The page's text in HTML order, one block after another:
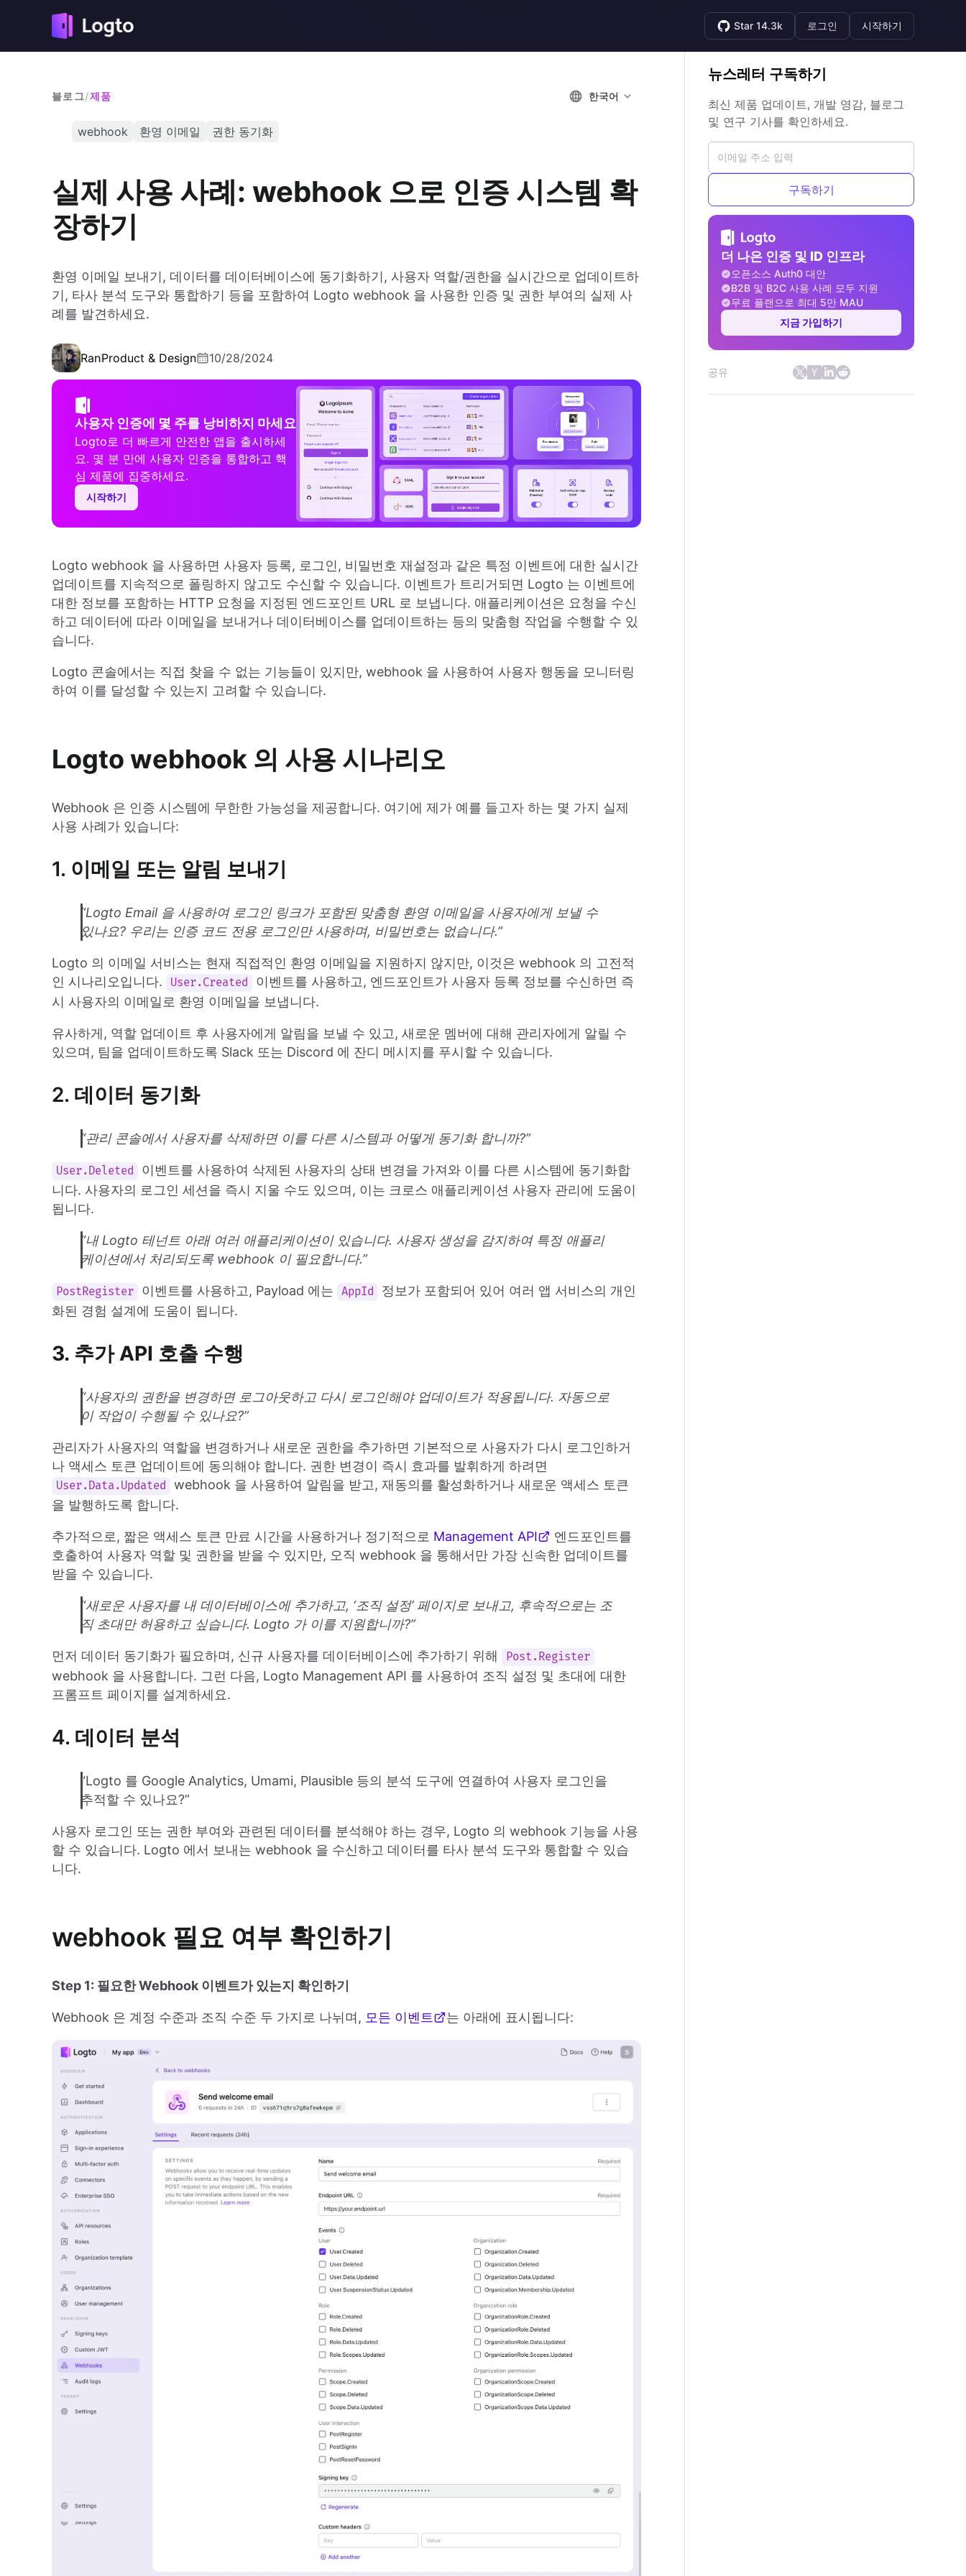
Star 14.3k 로그인 시작하기
블로그/제품 한국어
webhook 환영 이메일 권한 동기화
실제 사용 사례: webhook 으로 인증 시스템 확
장하기
환영 이메일 보내기, 데이터를 데이터베이스에 동기화하기, 사용자 역할/권한을 실시간으로 업데이트하
기, 타사 분석 도구와 통합하기 등을 포함하여 Logto webhook 을 사용한 인증 및 권한 부여의 실제 사
례를 발견하세요.
RanProduct & Design 10/28/2024
사용자 인증에 몇 주를 낭비하지 마세요
Logto로 더 빠르게 안전한 앱을 출시하세
요. 몇 분 만에 사용자 인증을 통합하고 핵
심 제품에 집중하세요.
시작하기
Logto webhook 을 사용하면 사용자 등록, 로그인, 비밀번호 재설정과 같은 특정 이벤트에 대한 실시간
업데이트를 지속적으로 폴링하지 않고도 수신할 수 있습니다. 이벤트가 트리거되면 Logto 는 이벤트에
대한 정보를 포함하는 HTTP 요청을 지정된 엔드포인트 URL 로 보냅니다. 애플리케이션은 요청을 수신
하고 데이터에 따라 이메일을 보내거나 데이터베이스를 업데이트하는 등의 맞춤형 작업을 수행할 수 있
습니다.
Logto 콘솔에서는 직접 찾을 수 없는 기능들이 있지만, webhook 을 사용하여 사용자 행동을 모니터링
하여 이를 달성할 수 있는지 고려할 수 있습니다.
Logto webhook 의 사용 시나리오
Webhook 은 인증 시스템에 무한한 가능성을 제공합니다. 여기에 제가 예를 들고자 하는 몇 가지 실제
사용 사례가 있습니다:
1. 이메일 또는 알림 보내기
“Logto Email 을 사용하여 로그인 링크가 포함된 맞춤형 환영 이메일을 사용자에게 보낼 수
있나요? 우리는 인증 코드 전용 로그인만 사용하며, 비밀번호는 없습니다.”
Logto 의 이메일 서비스는 현재 직접적인 환영 이메일을 지원하지 않지만, 이것은 webhook 의 고전적
인 시나리오입니다.
User.Created
이벤트를 사용하고, 엔드포인트가 사용자 등록 정보를 수신하면 즉
시 사용자의 이메일로 환영 이메일을 보냅니다.
유사하게, 역할 업데이트 후 사용자에게 알림을 보낼 수 있고, 새로운 멤버에 대해 관리자에게 알릴 수
있으며, 팀을 업데이트하도록 Slack 또는 Discord 에 잔디 메시지를 푸시할 수 있습니다.
2. 데이터 동기화
“관리 콘솔에서 사용자를 삭제하면 이를 다른 시스템과 어떻게 동기화 합니까?”
User.Deleted
이벤트를 사용하여 삭제된 사용자의 상태 변경을 가져와 이를 다른 시스템에 동기화합
니다. 사용자의 로그인 세션을 즉시 지울 수도 있으며, 이는 크로스 애플리케이션 사용자 관리에 도움이
됩니다.
“내 Logto 테넌트 아래 여러 애플리케이션이 있습니다. 사용자 생성을 감지하여 특정 애플리
케이션에서 처리되도록 webhook 이 필요합니다.”
PostRegister 이벤트를 사용하고, Payload 에는 AppId
정보가 포함되어 있어 여러 앱 서비스의 개인
화된 경험 설계에 도움이 됩니다.
3. 추가 API 호출 수행
“사용자의 권한을 변경하면 로그아웃하고 다시 로그인해야 업데이트가 적용됩니다. 자동으로
이 작업이 수행될 수 있나요?”
관리자가 사용자의 역할을 변경하거나 새로운 권한을 추가하면 기본적으로 사용자가 다시 로그인하거
나 액세스 토큰 업데이트에 동의해야 합니다. 권한 변경이 즉시 효과를 발휘하게 하려면
User.Data.Updated
webhook 을 사용하여 알림을 받고, 재동의를 활성화하거나 새로운 액세스 토큰
을 발행하도록 합니다.
추가적으로, 짧은 액세스 토큰 만료 시간을 사용하거나 정기적으로 Management API
엔드포인트를
호출하여 사용자 역할 및 권한을 받을 수 있지만, 오직 webhook 을 통해서만 가장 신속한 업데이트를
받을 수 있습니다.
“새로운 사용자를 내 데이터베이스에 추가하고, ‘조직 설정’ 페이지로 보내고, 후속적으로는 조
직 초대만 허용하고 싶습니다. Logto 가 이를 지원합니까?”
먼저 데이터 동기화가 필요하며, 신규 사용자를 데이터베이스에 추가하기 위해 Post.Register
webhook 을 사용합니다. 그런 다음, Logto Management API 를 사용하여 조직 설정 및 초대에 대한
프롬프트 페이지를 설계하세요.
4. 데이터 분석
“Logto 를 Google Analytics, Umami, Plausible 등의 분석 도구에 연결하여 사용자 로그인을
추적할 수 있나요?”
사용자 로그인 또는 권한 부여와 관련된 데이터를 분석해야 하는 경우, Logto 의 webhook 기능을 사용
할 수 있습니다. Logto 에서 보내는 webhook 을 수신하고 데이터를 타사 분석 도구와 통합할 수 있습
니다.
webhook 필요 여부 확인하기
Step 1: 필요한 Webhook 이벤트가 있는지 확인하기
Webhook 은 계정 수준과 조직 수준 두 가지로 나뉘며, 모든 이벤트 는 아래에 표시됩니다:
뉴스레터 구독하기
최신 제품 업데이트, 개발 영감, 블로그
및 연구 기사를 확인하세요.
구독하기
더 나은 인증 및 ID 인프라
오픈소스 Auth0 대안
B2B 및 B2C 사용 사례 모두 지원
무료 플랜으로 최대 5만 MAU
지금 가입하기
공유